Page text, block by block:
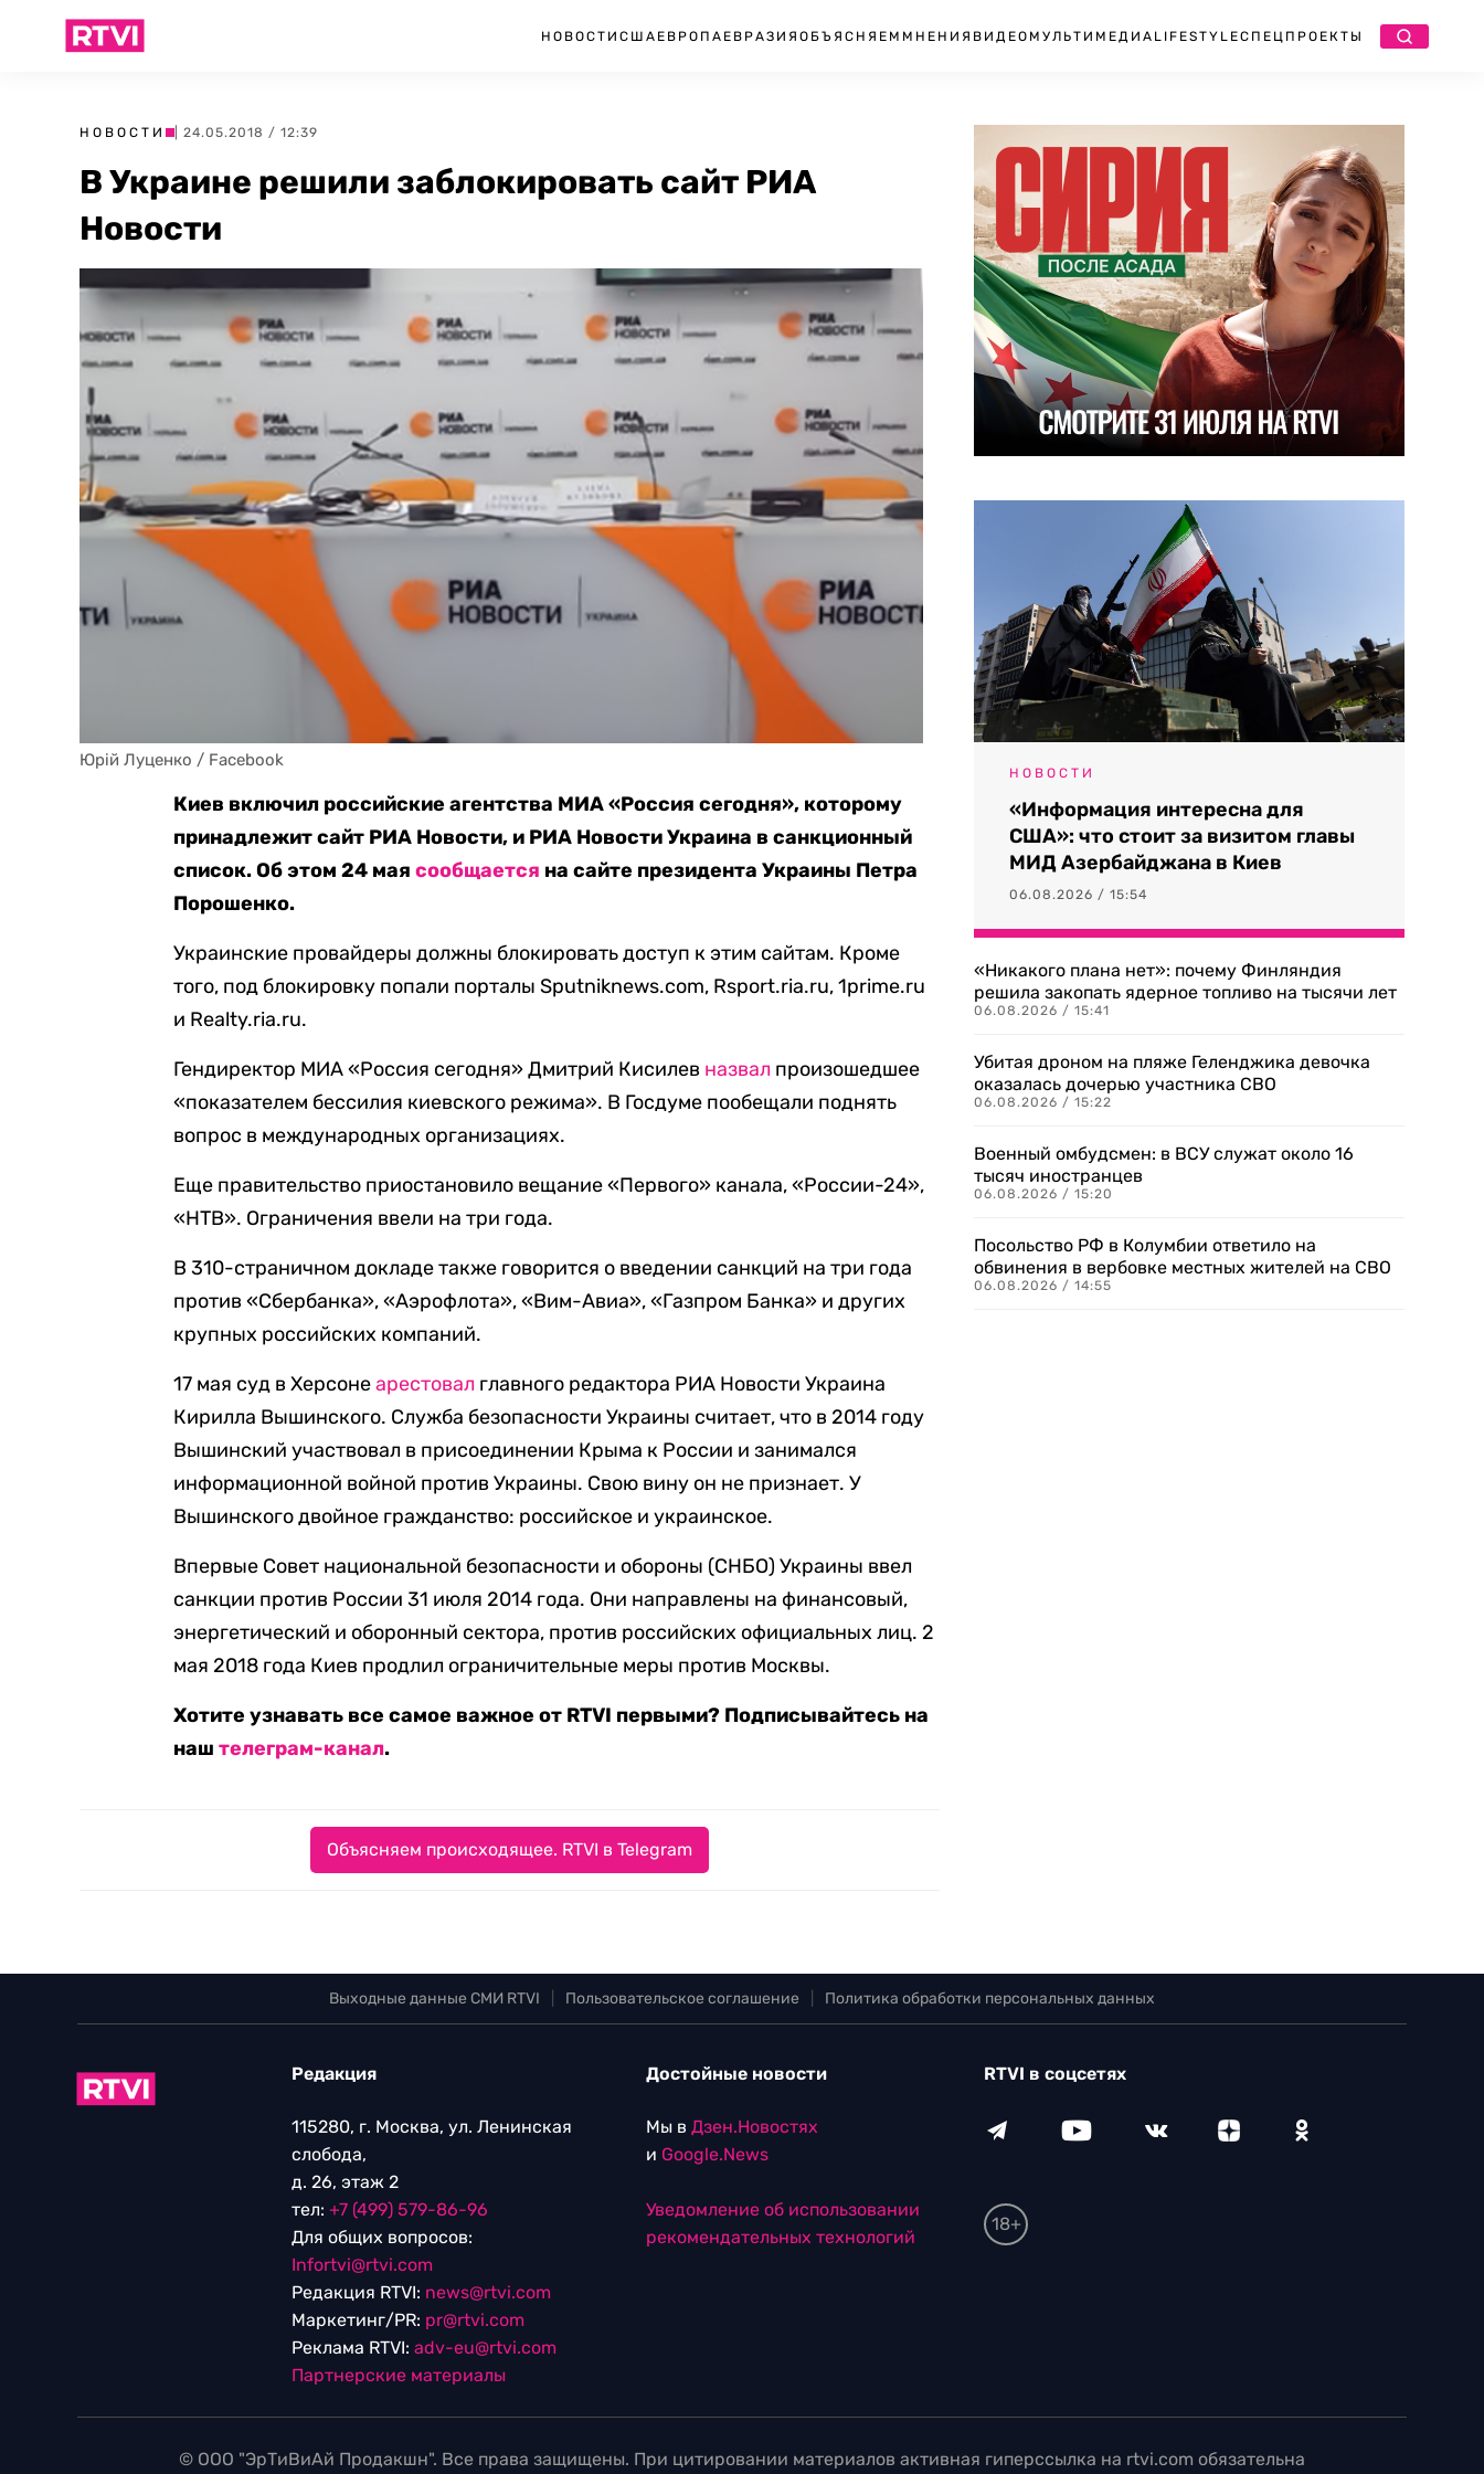
НОВОСТИ США ЕВРОПА ЕВРАЗИЯ ОБЪЯСНЯЕМ МНЕНИЯ ВИДЕО МУЛЬТИМЕДИА LIFESTYLEСПЕЦПРОЕКТЫ
НОВОСТИ | 24.05.2018 / 12:39
В Украине решили заблокировать сайт РИА
Новости
Юрій Луценко / Facebook
Киев включил российские агентства МИА «Россия сегодня», которому
принадлежит сайт РИА Новости, и РИА Новости Украина в санкционный
список. Об этом 24 маясообщается на сайте президента Украины Петра
Порошенко.
Украинские провайдеры должны блокировать доступ к этим сайтам. Кроме
того, под блокировку попали порталы Sputniknews.com, Rsport.ria.ru, 1prime.ru
и Realty.ria.ru.
Гендиректор МИА «Россия сегодня» Дмитрий Кисилев назвал произошедшее
«показателем бессилия киевского режима». В Госдуме пообещали поднять
вопрос в международных организациях.
Еще правительство приостановило вещание «Первого» канала, «России-24»,
«НТВ». Ограничения ввели на три года.
В 310-страничном докладе также говорится о введении санкций на три года
против «Сбербанка», «Аэрофлота», «Вим-Авиа», «Газпром Банка» и других
крупных российских компаний.
17 мая суд в Херсонеарестовал главного редактора РИА Новости Украина
Кирилла Вышинского. Служба безопасности Украины считает, что в 2014 году
Вышинский участвовал в присоединении Крыма к России и занимался
информационной войной против Украины. Свою вину он не признает. У
Вышинского двойное гражданство: российское и украинское.
Впервые Совет национальной безопасности и обороны (СНБО) Украины ввел
санкции против России 31 июля 2014 года. Они направлены на финансовый,
энергетический и оборонный сектора, против российских официальных лиц. 2
мая 2018 года Киев продлил ограничительные меры против Москвы.
Хотите узнавать все самое важное от RTVI первыми? Подписывайтесь на
наштелеграм-канал.
Объясняем происходящее. RTVI в Telegram
НОВОСТИ
«Информация интересна для
США»: что стоит за визитом главы
МИД Азербайджана в Киев
06.08.2026 / 15:54
«Никакого плана нет»: почему Финляндия
решила закопать ядерное топливо на тысячи лет
06.08.2026 / 15:41
Убитая дроном на пляже Геленджика девочка
оказалась дочерью участника СВО
06.08.2026 / 15:22
Военный омбудсмен: в ВСУ служат около 16
тысяч иностранцев
06.08.2026 / 15:20
Посольство РФ в Колумбии ответило на
обвинения в вербовке местных жителей на СВО
06.08.2026 / 14:55
Выходные данные СМИ RTVI Пользовательское соглашение Политика обработки персональных данных
Редакция
115280, г. Москва, ул. Ленинская
слобода,
д. 26, этаж 2
тел: +7 (499) 579-86-96
Для общих вопросов:
Infortvi@rtvi.com
Редакция RTVI: news@rtvi.com
Маркетинг/PR: pr@rtvi.com
Реклама RTVI: adv-eu@rtvi.com
Партнерские материалы
Достойные новости
Мы в Дзен.Новостях
и Google.News
Уведомление об использовании
рекомендательных технологий
RTVI в соцсетях
18+
© ООО "ЭрТиВиАй Продакшн". Все права защищены. При цитировании материалов активная гиперссылка на rtvi.com обязательна